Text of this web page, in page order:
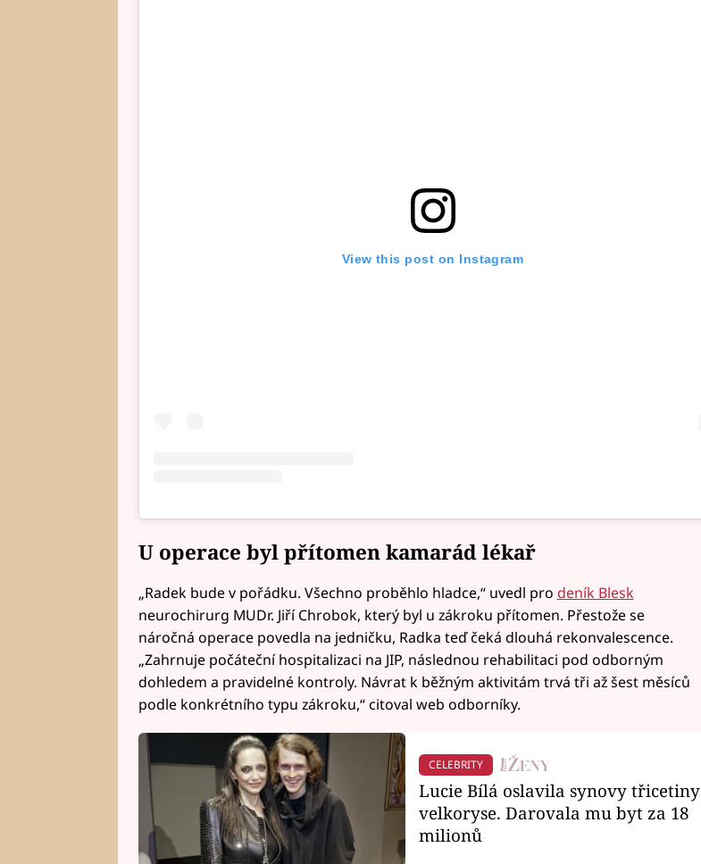
View this post on Instagram
U operace byl přítomen kamarád lékař
„Radek bude v pořádku. Všechno proběhlo hladce,“ uvedl pro deník Blesk
neurochirurg MUDr. Jiří Chrobok, který byl u zákroku přítomen. Přestože se
náročná operace povedla na jedničku, Radka teď čeká dlouhá rekonvalescence.
„Zahrnuje počáteční hospitalizaci na JIP, následnou rehabilitaci pod odborným
dohledem a pravidelné kontroly. Návrat k běžným aktivitám trvá tři až šest měsíců
podle konkrétního typu zákroku,“ citoval web odborníky.
CELEBRITY
Lucie Bílá oslavila synovy třicetiny
velkoryse. Darovala mu byt za 18
milionů